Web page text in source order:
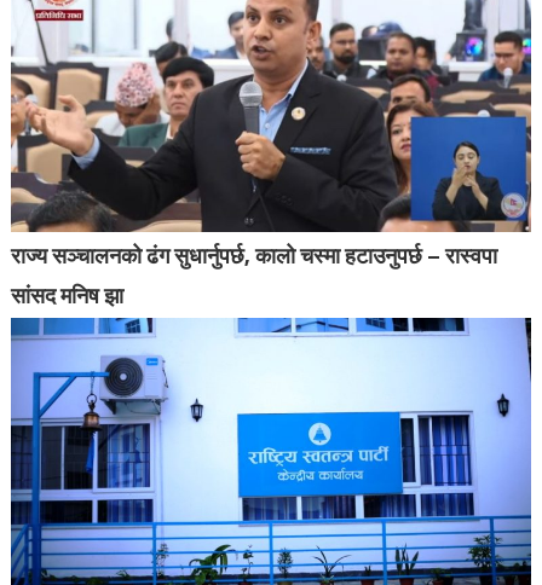
राज्य सञ्चालनको ढंग सुधार्नुपर्छ, कालो चस्मा हटाउनुपर्छ – रास्वपा
सांसद मनिष झा